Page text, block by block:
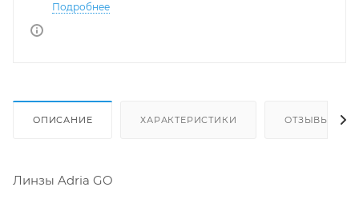
Подробнее
ОПИСАНИЕ ХАРАКТЕРИСТИКИ ОТЗЫВЫ
Линзы Adria GO